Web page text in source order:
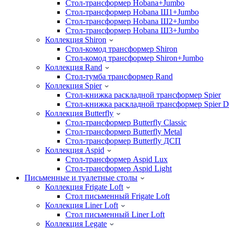
Стол-трансформер Hobana+Jumbo
Стол-трансформер Hobana Ш1+Jumbo
Стол-трансформер Hobana Ш2+Jumbo
Стол-трансформер Hobana Ш3+Jumbo
Коллекция Shiron
Стол-комод трансформер Shiron
Стол-комод трансформер Shiron+Jumbo
Коллекция Rand
Стол-тумба трансформер Rand
Коллекция Spier
Стол-книжка раскладной трансформер Spier
Стол-книжка раскладной трансформер Spier
Коллекция Butterfly
Стол-трансформер Butterfly Classic
Стол-трансформер Butterfly Metal
Стол-трансформер Butterfly ДСП
Коллекция Aspid
Стол-трансформер Aspid Lux
Стол-трансформер Aspid Light
Письменные и туалетные столы
Коллекция Frigate Loft
Стол письменный Frigate Loft
Коллекция Liner Loft
Стол письменный Liner Loft
Коллекция Legate